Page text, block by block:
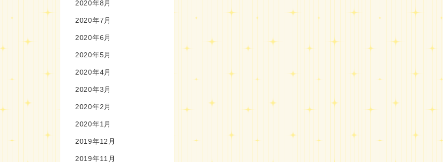
2020年8月
2020年7月
2020年6月
2020年5月
2020年4月
2020年3月
2020年2月
2020年1月
2019年12月
2019年11月